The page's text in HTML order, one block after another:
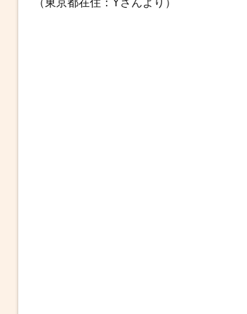
（東京都在住：Yさんより）